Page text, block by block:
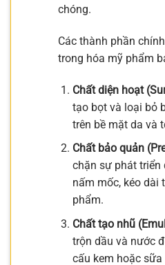
chóng.
Các thành phần
trong hóa mỹ phẩm
Chất diện hoạt
tạo bọt và loại bỏ
trên bề mặt da và
Chất bảo quản
chặn sự phát triển
nấm mốc, kéo dài
phẩm.
Chất tạo nhũ
trộn dầu và nước
cấu kem hoặc